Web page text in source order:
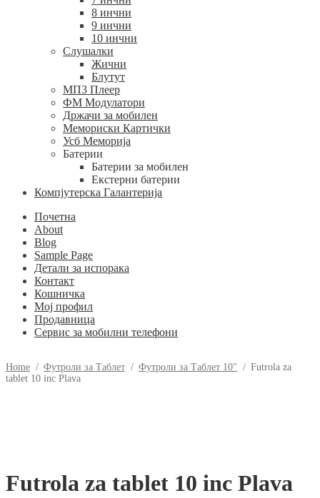
8 инчни
9 инчни
10 инчни
Слушалки
Жични
Блутут
МП3 Плеер
ФМ Модулатори
Држачи за мобилен
Мемориски Картички
Усб Меморија
Батерии
Батерии за мобилен
Екстерни батерии
Компјутерска Галантерија
Почетна
About
Blog
Sample Page
Детали за испорака
Контакт
Кошничка
Мој профил
Продавница
Сервис за мобилни телефони
Home / Футроли за Таблет / Футроли за Таблет 10" / Futrola za
tablet 10 inc Plava
Futrola za tablet 10 inc Plava